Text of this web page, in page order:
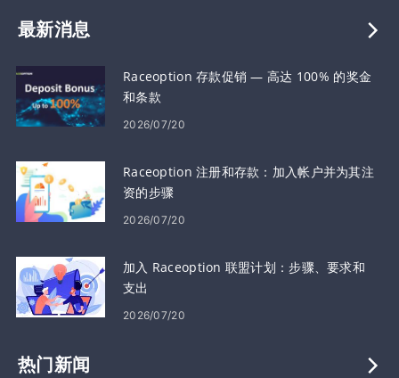
最新消息
Raceoption 存款促销 — 高达 100% 的奖金
和条款
2026/07/20
Raceoption 注册和存款：加入帐户并为其注
资的步骤
2026/07/20
加入 Raceoption 联盟计划：步骤、要求和
支出
2026/07/20
热门新闻